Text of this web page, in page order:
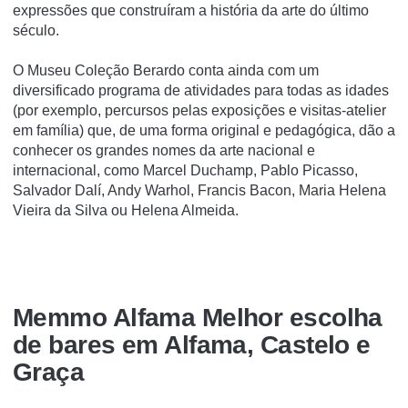
expressões que construíram a história da arte do último
século.
O Museu Coleção Berardo conta ainda com um
diversificado programa de atividades para todas as idades
(por exemplo, percursos pelas exposições e visitas-atelier
em família) que, de uma forma original e pedagógica, dão a
conhecer os grandes nomes da arte nacional e
internacional, como Marcel Duchamp, Pablo Picasso,
Salvador Dalí, Andy Warhol, Francis Bacon, Maria Helena
Vieira da Silva ou Helena Almeida.
Memmo Alfama Melhor escolha
de bares em Alfama, Castelo e
Graça